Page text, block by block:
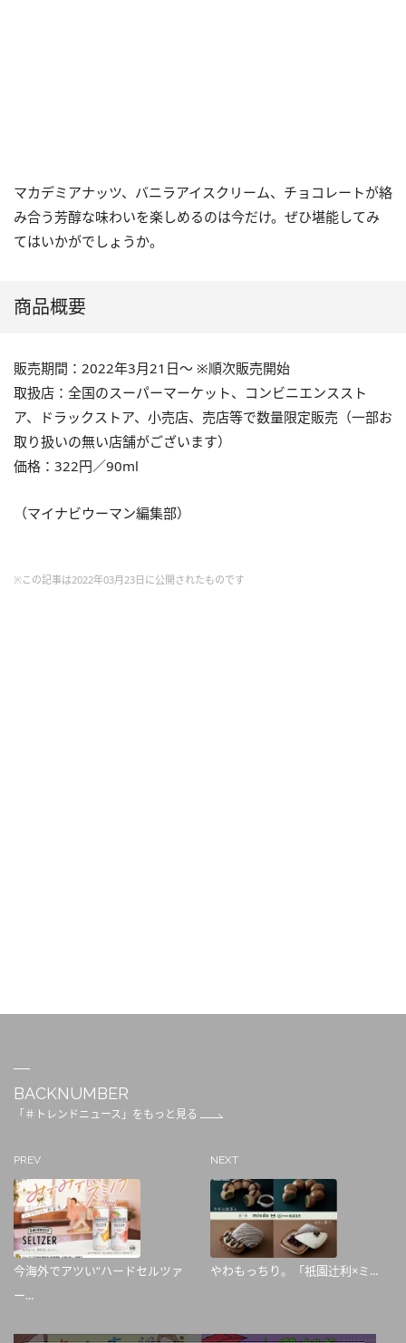
マカデミアナッツ、バニラアイスクリーム、チョコレートが絡
み合う芳醇な味わいを楽しめるのは今だけ。ぜひ堪能してみ
てはいかがでしょうか。
商品概要
販売期間：2022年3月21日～ ※順次販売開始
取扱店：全国のスーパーマーケット、コンビニエンススト
ア、ドラックストア、小売店、売店等で数量限定販売（一部お
取り扱いの無い店舗がございます）
価格：322円／90ml
（マイナビウーマン編集部）
※この記事は2022年03月23日に公開されたものです
BACKNUMBER
「＃トレンドニュース」をもっと見る
PREV
今海外でアツい“ハードセルツァ
ー...
NEXT
やわもっちり。「祇󠄀園辻󠄀利×ミ...